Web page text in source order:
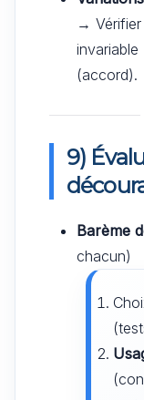
→ Vérifier
invariable
(accord).
9)
Barème
chacun)